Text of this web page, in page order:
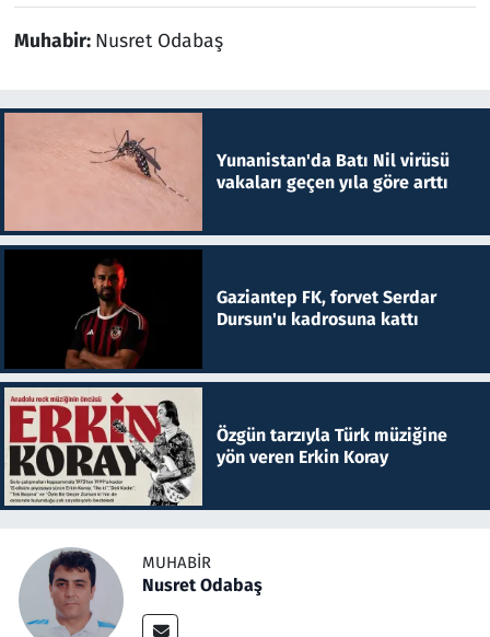
Muhabir: Nusret Odabaş
Yunanistan'da Batı Nil virüsü
vakaları geçen yıla göre arttı
Gaziantep FK, forvet Serdar
Dursun'u kadrosuna kattı
Özgün tarzıyla Türk müziğine
yön veren Erkin Koray
MUHABIR
Nusret Odabaş